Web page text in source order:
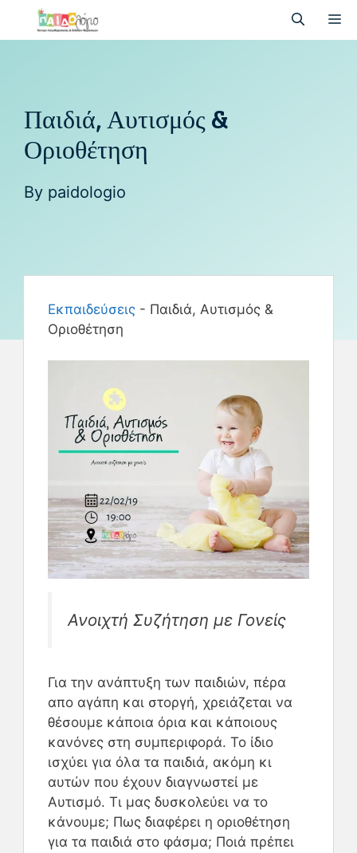
Παιδιά, Αυτισμός &
Οριοθέτηση
By paidologio
Εκπαιδεύσεις - Παιδιά, Αυτισμός &
Οριοθέτηση
Ανοιχτή Συζήτηση με Γονείς
Για την ανάπτυξη των παιδιών, πέρα
απο αγάπη και στοργή, χρειάζεται να
θέσουμε κάποια όρια και κάποιους
κανόνες στη συμπεριφορά. Το ίδιο
ισχύει για όλα τα παιδιά, ακόμη κι
αυτών που έχουν διαγνωστεί με
Αυτισμό. Τι μας δυσκολεύει να το
κάνουμε; Πως διαφέρει η οριοθέτηση
για τα παιδιά στο φάσμα; Ποιά πρέπει